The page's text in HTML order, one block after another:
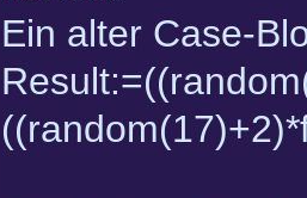
Ein alter Case-